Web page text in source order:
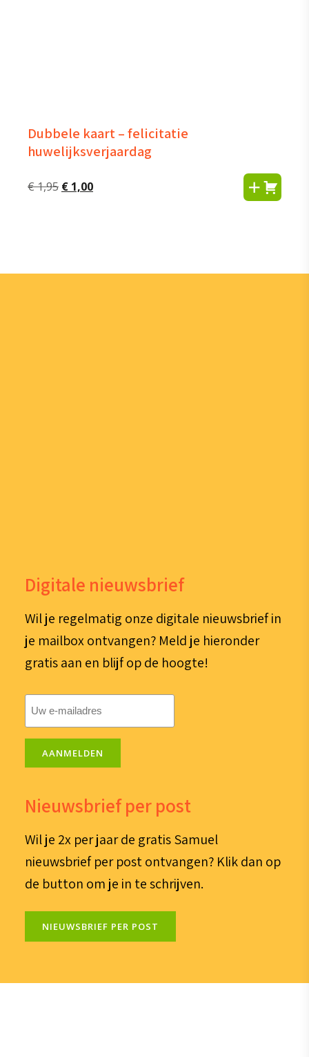
Dubbele kaart – felicitatie
huwelijksverjaardag
€1,95 Oorspronkelijke
€ 1,00Huidige
Digitale nieuwsbrief
Wil je regelmatig onze digitale nieuwsbrief in
je mailbox ontvangen? Meld je hieronder
gratis aan en blijf op de hoogte!
AANMELDEN
Nieuwsbrief per post
Wil je 2x per jaar de gratis Samuel
nieuwsbrief per post ontvangen? Klik dan op
de button om je in te schrijven.
NIEUWSBRIEF PER POST